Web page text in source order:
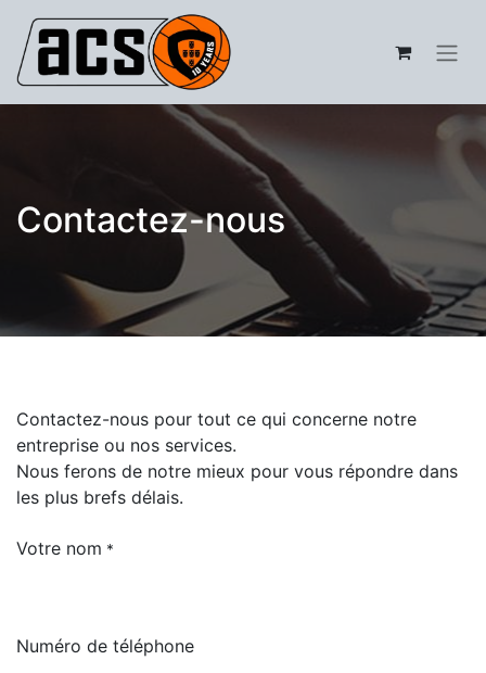
Contactez-nous
Contactez-nous pour tout ce qui concerne notre
entreprise ou nos services.
Nous ferons de notre mieux pour vous répondre dans
les plus brefs délais.
Votre nom *
Numéro de téléphone